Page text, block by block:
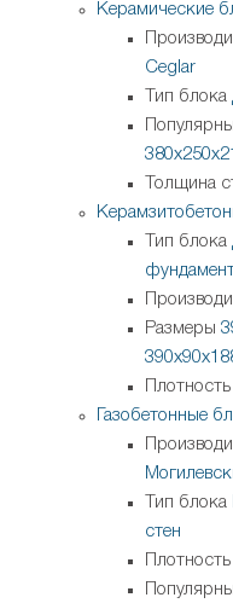
Керамические
Ceglar
Тип блока
Толщина
Тип блока
Размеры
Плотность
Газобетонные
Тип блока
стен
Плотность